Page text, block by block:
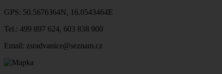
GPS: 50.5676364N, 16.0543464E
Tel.: 499 897 624, 603 838 900
Email: zsradvanice@seznam.cz